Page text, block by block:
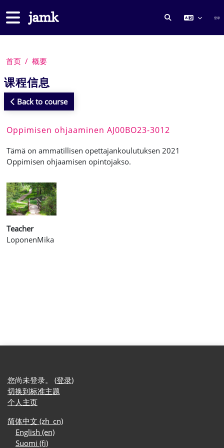
停靠面板
切换搜索输入 登录
首页 概要
课程信息
Back to course
Oppimisen ohjaaminen AJ00BO23-3012
Tämä on ammatillisen opettajankoulutuksen 2021
Oppimisen ohjaamisen opintojakso.
Teacher
LoponenMika
您尚未登录。 (登录)
切换到标准主题
个人主页
简体中文 ‎(zh_cn)‎
English ‎(en)‎
Suomi ‎(fi)‎